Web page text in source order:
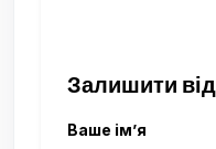
Залишити
Ваше ім’я